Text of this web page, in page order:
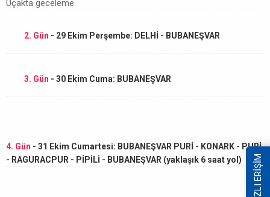
Uçakta geceleme.
2. Gün - 29 Ekim Perşembe: DELHİ - BUBANEŞVAR
3. Gün - 30 Ekim Cuma: BUBANEŞVAR
4. Gün - 31 Ekim Cumartesi: BUBANEŞVAR PURİ - KONARK - PURİ
- RAGURACPUR - PİPİLİ - BUBANEŞVAR (yaklaşık 6 saat yol)
HIZLI ERİŞİM